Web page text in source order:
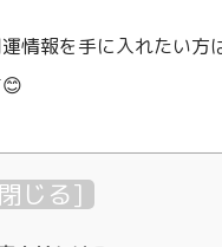
情報を手に入れたい方
閉じる]